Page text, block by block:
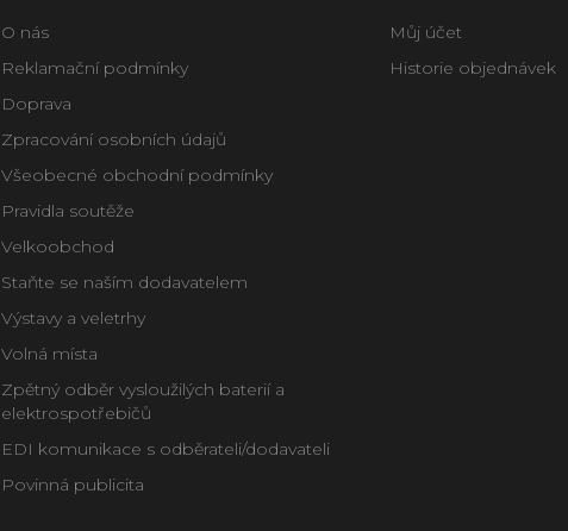
O nás
Reklamační podmínky
Doprava
Zpracování osobních údajů
Všeobecné obchodní podmínky
Pravidla soutěže
Velkoobchod
Staňte se naším dodavatelem
Výstavy a veletrhy
Volná místa
Zpětný odběr vysloužilých baterií a
elektrospotřebičů
EDI komunikace s odběrateli/dodavateli
Povinná publicita
Můj účet
Historie objednávek